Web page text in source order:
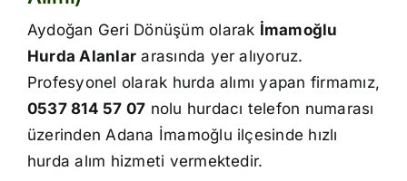
İletişim
Aydoğan Geri Dönüşüm olarak İmamoğlu
Hurda Alanlar arasında yer alıyoruz.
Profesyonel olarak hurda alımı yapan firmamız,
0537 814 57 07 nolu hurdacı telefon numarası
üzerinden Adana İmamoğlu ilçesinde hızlı
hurda alım hizmeti vermektedir.